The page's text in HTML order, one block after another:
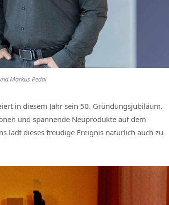
Markus Pedal
in diesem Jahr sein 50. Gründungsjubiläum.
und spannende Neuprodukte auf dem
lädt dieses freudige Ereignis natürlich auch zu